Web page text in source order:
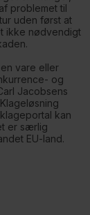
problemet til
uden først at
ikke nødvendigt
vare eller
og
Jacobsens
kan
er særlig
EU-land.